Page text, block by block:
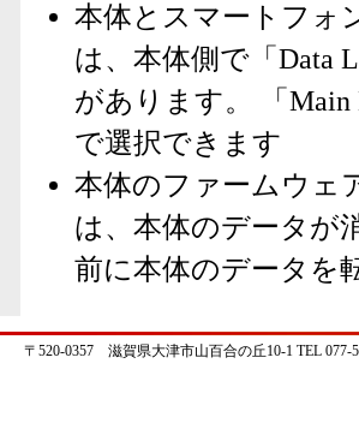
本体とスマートフォ
は、本体側で「Data
があります。 「
で選択できます
本体のファームウェ
は、本体のデータが
前に本体のデータを
520-0357 滋賀県大津市山百合の丘10-1 TEL 077-